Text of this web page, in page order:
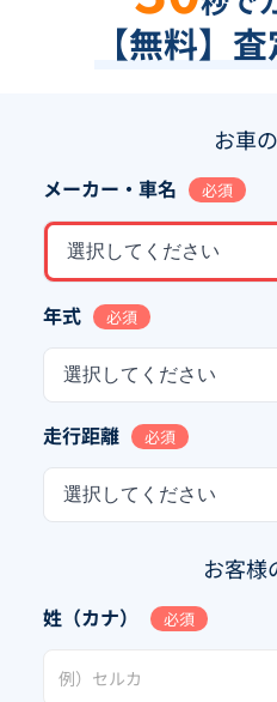
【無料】
お車
メーカー・車名 必須
選択してください
年式 必須
選択してください
走行距離 必須
選択してください
お客様
姓（カナ） 必須